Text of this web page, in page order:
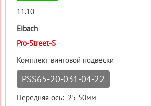
11.10 -
Eibach
Pro-Street-S
Комплект винтовой подвески
PSS65-20-031-04-22
Передняя ось: -25-50мм